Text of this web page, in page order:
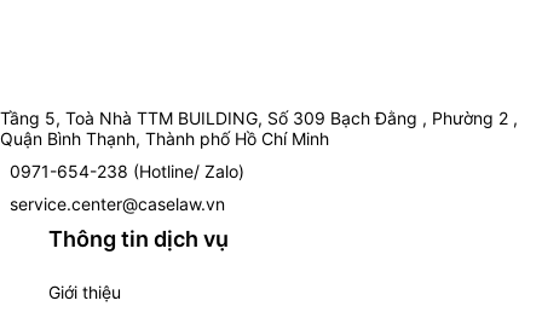
Tầng 5, Toà Nhà TTM BUILDING, Số 309 Bạch Đằng , Phường 2 ,
Quận Bình Thạnh, Thành phố Hồ Chí Minh
0971-654-238 (Hotline/ Zalo)
service.center@caselaw.vn
Thông tin dịch vụ
Giới thiệu